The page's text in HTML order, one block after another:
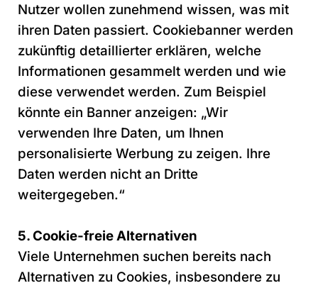
Nutzer wollen zunehmend wissen, was mit
ihren Daten passiert. Cookiebanner werden
zukünftig detaillierter erklären, welche
Informationen gesammelt werden und wie
diese verwendet werden. Zum Beispiel
könnte ein Banner anzeigen: „Wir
verwenden Ihre Daten, um Ihnen
personalisierte Werbung zu zeigen. Ihre
Daten werden nicht an Dritte
weitergegeben.“
5. Cookie-freie Alternativen
Viele Unternehmen suchen bereits nach
Alternativen zu Cookies, insbesondere zu